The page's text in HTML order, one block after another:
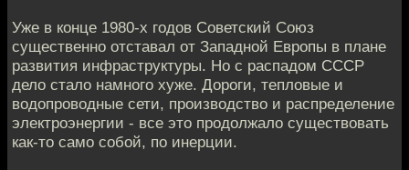
Уже в конце 1980-х годов Советский Союз
существенно отставал от Западной Европы в плане
развития инфраструктуры. Но с распадом СССР
дело стало намного хуже. Дороги, тепловые и
водопроводные сети, производство и распределение
электроэнергии - все это продолжало существовать
как-то само собой, по инерции.